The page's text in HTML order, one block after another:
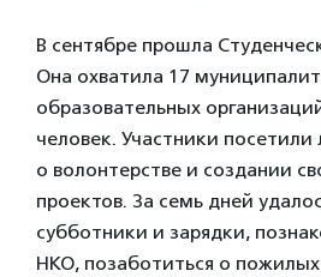
В сентябре прошла
Она охватила 17
образовательных
человек. Участники
о волонтерстве и создании
проектов. За семь дней
субботники и зарядки,
НКО, позаботиться о